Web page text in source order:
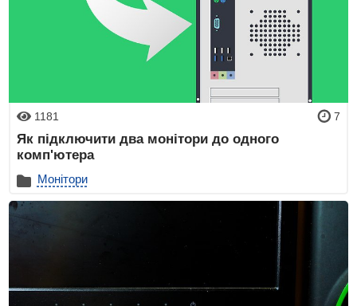
1181 7
Як підключити два монітори до одного
комп'ютера
Монітори